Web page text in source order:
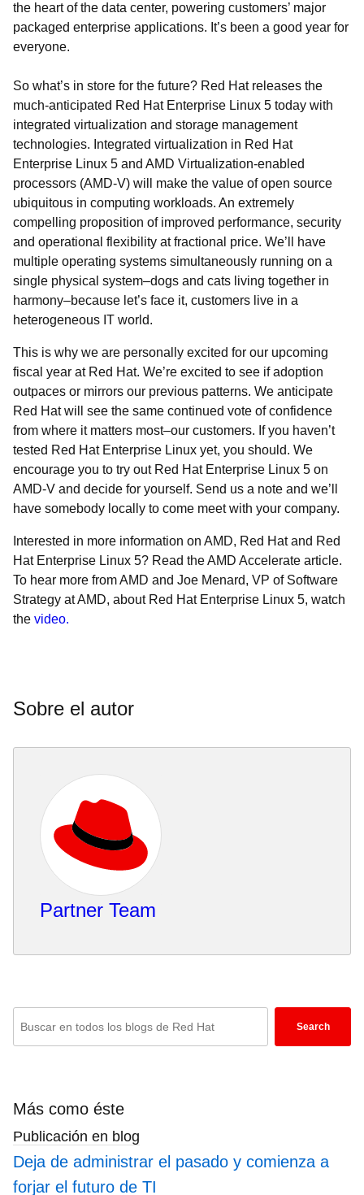
the heart of the data center, powering customers’ major
packaged enterprise applications. It’s been a good year for
everyone.
So what’s in store for the future? Red Hat releases the
much-anticipated Red Hat Enterprise Linux 5 today with
integrated virtualization and storage management
technologies. Integrated virtualization in Red Hat
Enterprise Linux 5 and AMD Virtualization-enabled
processors (AMD-V) will make the value of open source
ubiquitous in computing workloads. An extremely
compelling proposition of improved performance, security
and operational flexibility at fractional price. We’ll have
multiple operating systems simultaneously running on a
single physical system–dogs and cats living together in
harmony–because let’s face it, customers live in a
heterogeneous IT world.
This is why we are personally excited for our upcoming
fiscal year at Red Hat. We’re excited to see if adoption
outpaces or mirrors our previous patterns. We anticipate
Red Hat will see the same continued vote of confidence
from where it matters most–our customers. If you haven’t
tested Red Hat Enterprise Linux yet, you should. We
encourage you to try out Red Hat Enterprise Linux 5 on
AMD-V and decide for yourself. Send us a note and we’ll
have somebody locally to come meet with your company.
Interested in more information on AMD, Red Hat and Red
Hat Enterprise Linux 5? Read the AMD Accelerate article.
To hear more from AMD and Joe Menard, VP of Software
Strategy at AMD, about Red Hat Enterprise Linux 5, watch
the video.
Sobre el autor
Partner Team
search
blogs
Search
Más como éste
Publicación en blog
Deja de administrar el pasado y comienza a
forjar el futuro de TI